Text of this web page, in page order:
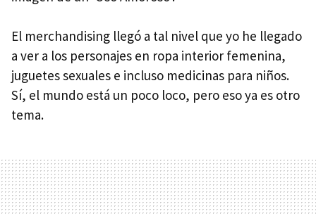
El merchandising llegó a tal nivel que yo he llegado
a ver a los personajes en ropa interior femenina,
juguetes sexuales e incluso medicinas para niños.
Sí, el mundo está un poco loco, pero eso ya es otro
tema.